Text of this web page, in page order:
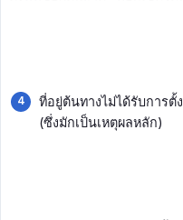
ที่อยู่ต้นทางไม่ได้รับการตั้
(ซึ่งมักเป็นเหตุผลหลัก)